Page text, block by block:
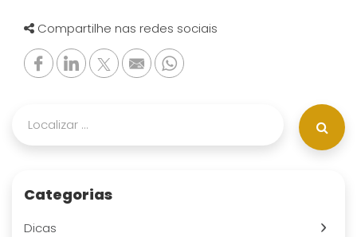
Compartilhe nas redes sociais
Categorias
Dicas